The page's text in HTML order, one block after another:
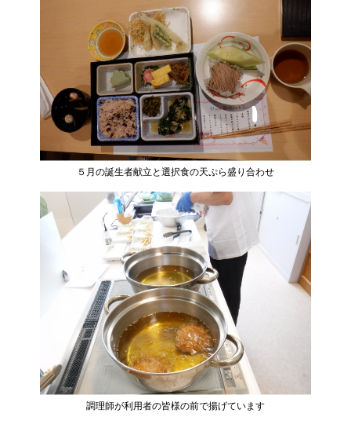
５月の誕生者献立と選択食の天ぷら盛り合わせ
調理師が利用者の皆様の前で揚げています